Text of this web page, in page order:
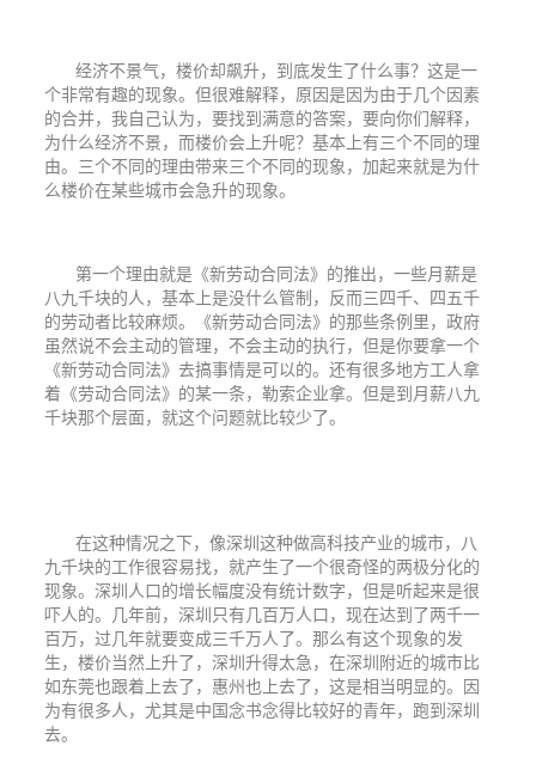
经济不景气，楼价却飙升，到底发生了什么事？这是一
个非常有趣的现象。但很难解释，原因是因为由于几个因素
的合并，我自己认为，要找到满意的答案，要向你们解释，
为什么经济不景，而楼价会上升呢？基本上有三个不同的理
由。三个不同的理由带来三个不同的现象，加起来就是为什
么楼价在某些城市会急升的现象。
第一个理由就是《新劳动合同法》的推出，一些月薪是
八九千块的人，基本上是没什么管制，反而三四千、四五千
的劳动者比较麻烦。《新劳动合同法》的那些条例里，政府
虽然说不会主动的管理，不会主动的执行，但是你要拿一个
《新劳动合同法》去搞事情是可以的。还有很多地方工人拿
着《劳动合同法》的某一条，勒索企业拿。但是到月薪八九
千块那个层面，就这个问题就比较少了。
在这种情况之下，像深圳这种做高科技产业的城市，八
九千块的工作很容易找，就产生了一个很奇怪的两极分化的
现象。深圳人口的增长幅度没有统计数字，但是听起来是很
吓人的。几年前，深圳只有几百万人口，现在达到了两千一
百万，过几年就要变成三千万人了。那么有这个现象的发
生，楼价当然上升了，深圳升得太急，在深圳附近的城市比
如东莞也跟着上去了，惠州也上去了，这是相当明显的。因
为有很多人，尤其是中国念书念得比较好的青年，跑到深圳
去。